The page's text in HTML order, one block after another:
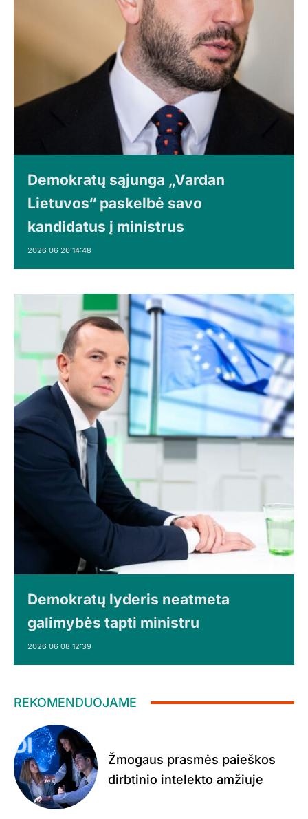
Demokratų sąjunga „Vardan
Lietuvos“ paskelbė savo
kandidatus į ministrus
2026 06 26 14:48
Demokratų lyderis neatmeta
galimybės tapti ministru
2026 06 08 12:39
REKOMENDUOJAME
Žmogaus prasmės paieškos
dirbtinio intelekto amžiuje